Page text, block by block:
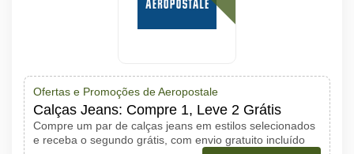
Ofertas e Promoções de Aeropostale
Calças Jeans: Compre 1, Leve 2 Grátis
Compre um par de calças jeans em estilos selecionados
e receba o segundo grátis, com envio gratuito incluído